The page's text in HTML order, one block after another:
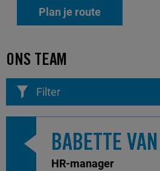
Plan je route
ONS TEAM
Filter
BABETTE
HR-manager